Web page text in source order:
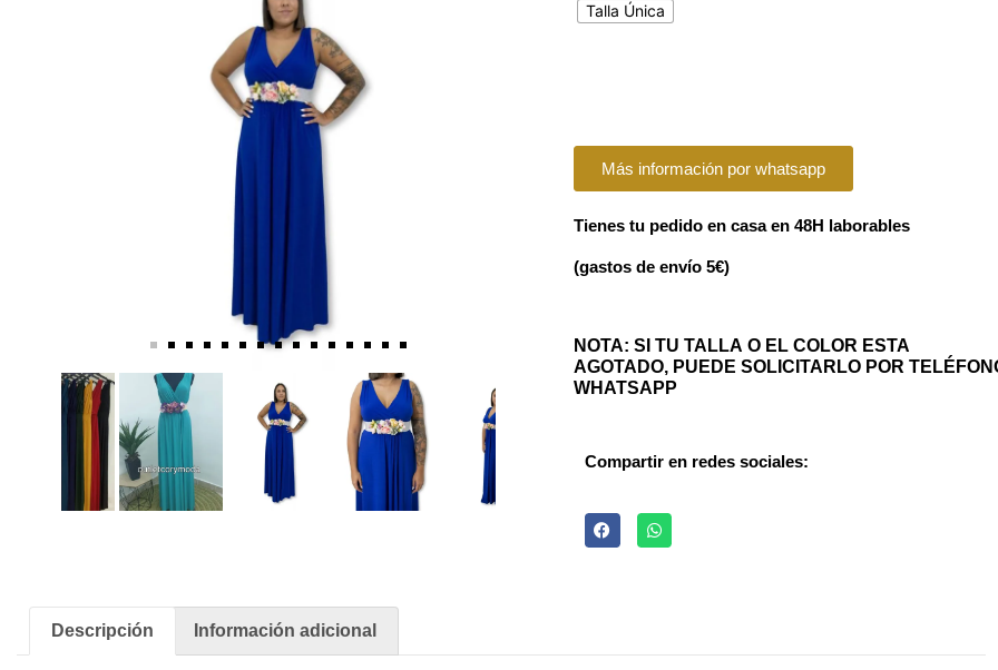
Talla Única
Más información por whatsapp
Tienes tu pedido en casa en 48H laborables
(gastos de envío 5€)
NOTA: SI TU TALLA O EL COLOR ESTA
AGOTADO, PUEDE SOLICITARLO POR
WHATSAPP
Compartir en redes sociales:
Descripción Información adicional